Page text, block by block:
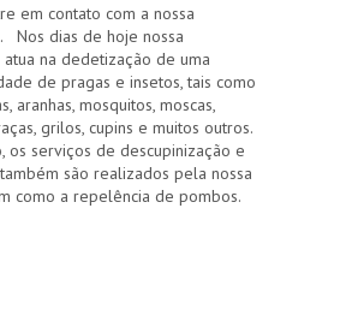
em contato com a nossa
Nos dias de hoje nossa
na dedetização de uma
de pragas e insetos, tais como
aranhas, mosquitos, moscas,
grilos, cupins e muitos outros.
os serviços de descupinização e
são realizados pela nossa
como a repelência de pombos.